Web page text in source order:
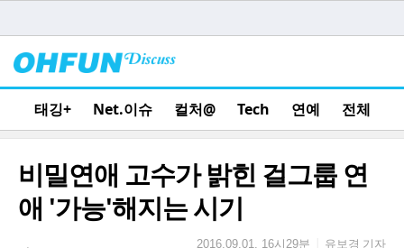
태깅+ Net.이슈 컬처@ Tech 연예 전체
비밀연애 고수가 밝힌 걸그룹 연
애 '가능'해지는 시기
2016.09.01. 16시29분 유보경 기자